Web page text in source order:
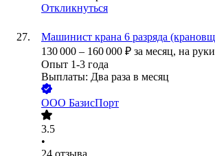
Откликнуться
Машинист крана 6 разряда
130 000 – 160 000 ₽ за месяц, на руки
Опыт 1-3 года
Выплаты: Два раза в месяц
ООО БазисПорт
3.5
•